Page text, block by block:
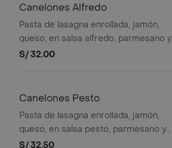
Canelones Alfredo
Pasta de lasagna enrollada, jamón,
queso, en salsa alfredo, parmesano y
orégano, 3 unidades de pan al ajo.
S/ 32.00
Canelones Pesto
Pasta de lasagna enrollada, jamón,
queso, en salsa pesto, parmesano y
orégano, 3 unidades de pan al ajo.
S/ 32.50